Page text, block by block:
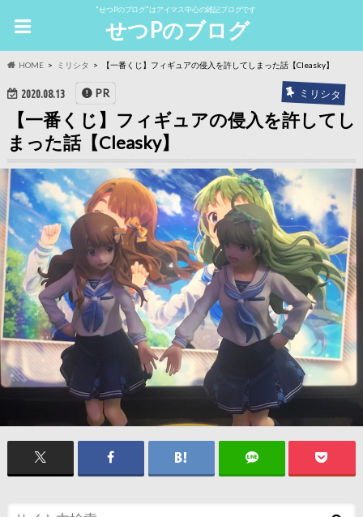
"せつPのブログ"はアイマス中心の雑記ブログです
せつPのブログ
HOME ミリシタ 【一番くじ】フィギュアの侵入を許してしまった話【Cleasky】
2020.08.13 ミリシタ
PR
【一番くじ】フィギュアの侵入を許してし
まった話【Cleasky】